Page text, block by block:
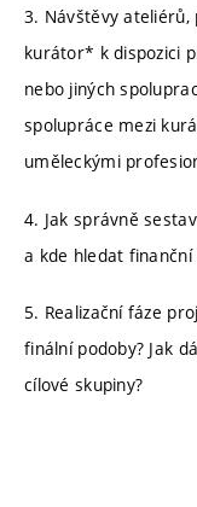
3. Návštěvy
kurátor* k dispozici
nebo jiných
spolupráce mezi
uměleckými
4. Jak správně
a kde hledat
5. Realizační fáze
finální podoby? Jak
cílové skupiny?